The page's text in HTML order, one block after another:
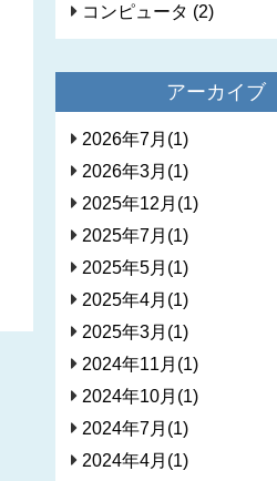
コンピュータ (2)
アーカイブ
2026年7月(1)
2026年3月(1)
2025年12月(1)
2025年7月(1)
2025年5月(1)
2025年4月(1)
2025年3月(1)
2024年11月(1)
2024年10月(1)
2024年7月(1)
2024年4月(1)